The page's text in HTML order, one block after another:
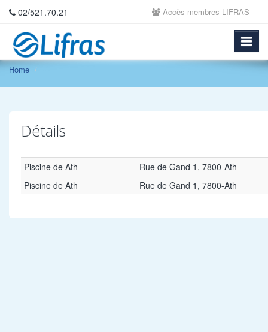
02/521.70.21 Accès membres LIFRAS
Home
Détails
Piscine de Ath
Rue de Gand 1, 7800-Ath
Piscine de Ath
Rue de Gand 1, 7800-Ath